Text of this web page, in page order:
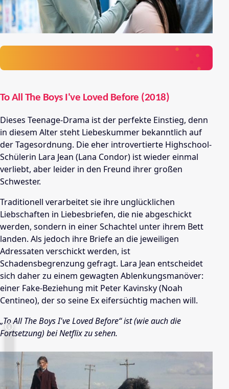
To All The Boys I've Loved Before (2018)
Dieses Teenage-Drama ist der perfekte Einstieg, denn
in diesem Alter steht Liebeskummer bekanntlich auf
der Tagesordnung. Die eher introvertierte Highschool-
Schülerin Lara Jean (Lana Condor) ist wieder einmal
verliebt, aber leider in den Freund ihrer großen
Schwester.
Traditionell verarbeitet sie ihre unglücklichen
Liebschaften in Liebesbriefen, die nie abgeschickt
werden, sondern in einer Schachtel unter ihrem Bett
landen. Als jedoch ihre Briefe an die jeweiligen
Adressaten verschickt werden, ist
Schadensbegrenzung gefragt. Lara Jean entscheidet
sich daher zu einem gewagten Ablenkungsmanöver:
einer Fake-Beziehung mit Peter Kavinsky (Noah
Centineo), der so seine Ex eifersüchtig machen will.
„To All The Boys I've Loved Before“ ist (wie auch die
Fortsetzung) bei Netflix zu sehen.